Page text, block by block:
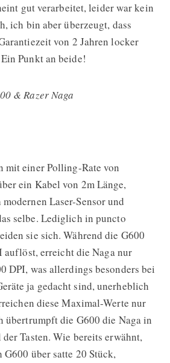
gut verarbeitet, leider war kein
ich bin aber überzeugt, dass
von 2 Jahren locker
Punkt an beide!
& Razer Naga
mit einer Polling-Rate von
ein Kabel von 2m Länge,
Laser-Sensor und
selbe. Lediglich in puncto
sie sich. Während die G600
auflöst, erreicht die Naga nur
DPI, was allerdings besonders bei
ja gedacht sind, unerheblich
diese Maximal-Werte nur
übertrumpft die G600 die Naga in
Tasten. Wie bereits erwähnt,
über satte 20 Stück,